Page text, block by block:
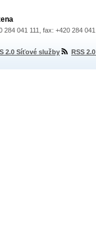
284 041 111, fax: +420 284
2.0 Síťové služby RSS